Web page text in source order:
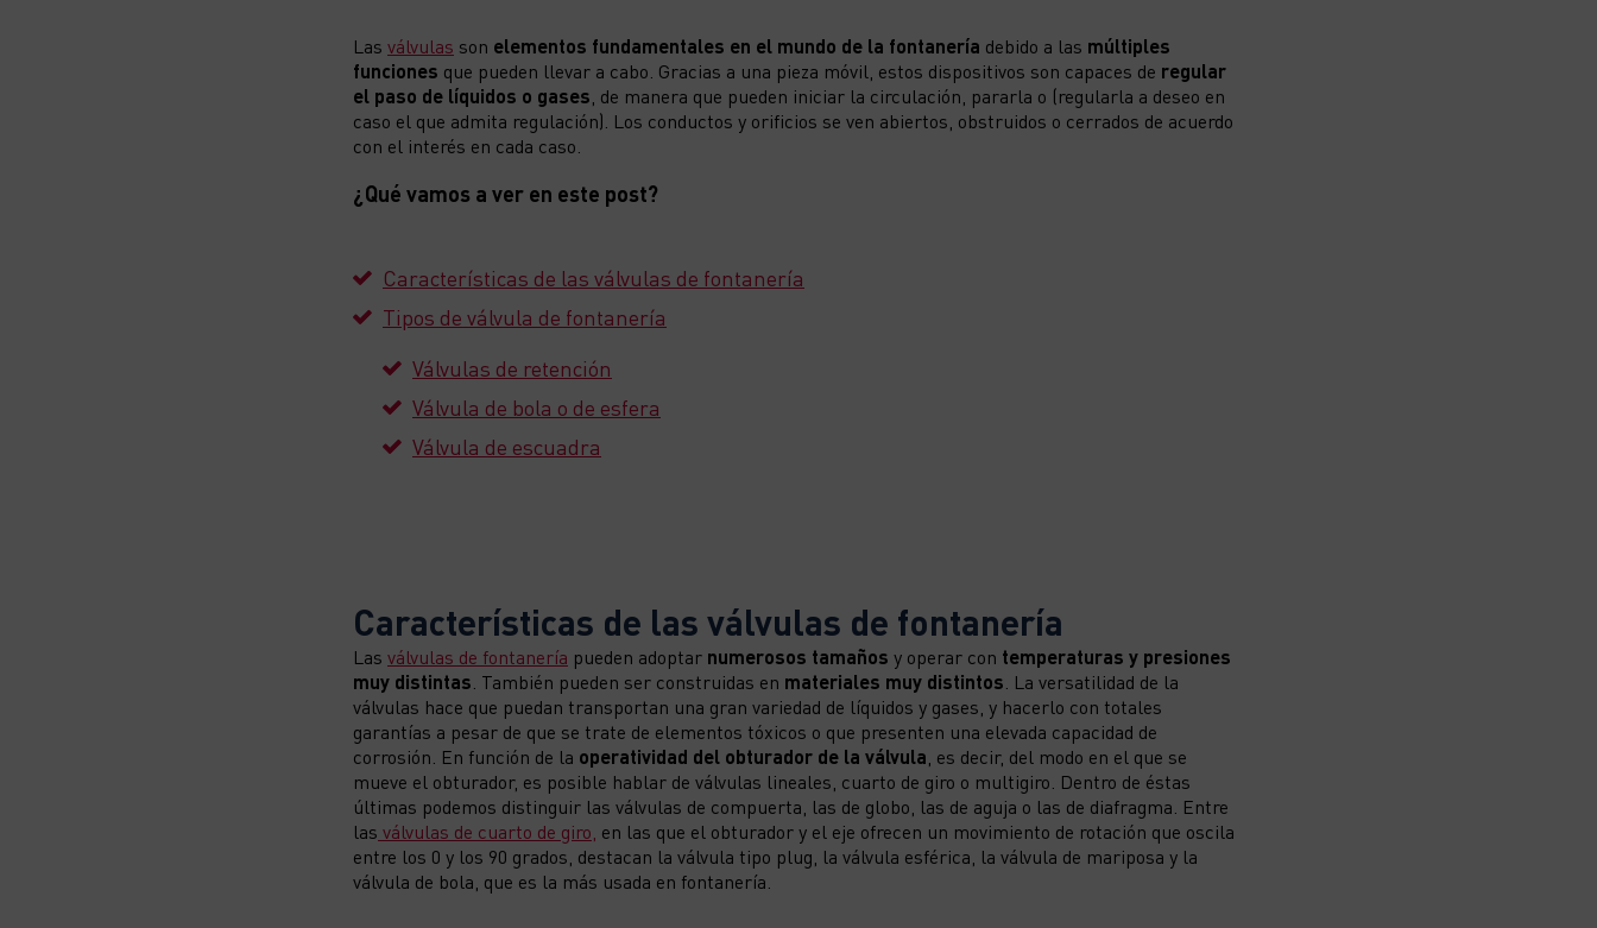
Las válvulas son elementos fundamentales en el mundo de la fontanería debido a las múltiples
funciones que pueden llevar a cabo. Gracias a una pieza móvil, estos dispositivos son capaces de regular
el paso de líquidos o gases , de manera que pueden iniciar la circulación, pararla o (regularla a deseo en
caso el que admita regulación). Los conductos y orificios se ven abiertos, obstruidos o cerrados de acuerdo
con el interés en cada caso.
¿Qué vamos a ver en este post?
Características de las válvulas de fontanería
Tipos de válvula de fontanería
Válvulas de retención
Válvula de bola o de esfera
Válvula de escuadra
Características de las válvulas de fontanería
Las válvulas de fontanería pueden adoptar numerosos tamaños y operar con temperaturas y presiones
muy distintas . También pueden ser construidas en materiales muy distintos . La versatilidad de la
válvulas hace que puedan transportan una gran variedad de líquidos y gases, y hacerlo con totales
garantías a pesar de que se trate de elementos tóxicos o que presenten una elevada capacidad de
corrosión. En función de la operatividad del obturador de la válvula , es decir, del modo en el que se
mueve el obturador, es posible hablar de válvulas lineales, cuarto de giro o multigiro. Dentro de éstas
últimas podemos distinguir las válvulas de compuerta, las de globo, las de aguja o las de diafragma. Entre
las válvulas de cuarto de giro, en las que el obturador y el eje ofrecen un movimiento de rotación que oscila
entre los 0 y los 90 grados, destacan la válvula tipo plug, la válvula esférica, la válvula de mariposa y la
válvula de bola, que es la más usada en fontanería.